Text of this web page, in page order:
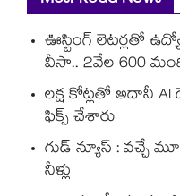
ఊస్టింగ్ లెటర్లతో
వీసా.. 2వేల 600
లక్ష కోట్లతో అదానీ
ఫిక్స్ చేశారు
గుడ్ న్యూస్ : వచ్చే
నీళ్లు